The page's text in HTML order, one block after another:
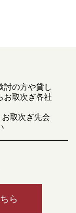
の方や貸し
お取次ぎ各社
取次ぎ先会
ら